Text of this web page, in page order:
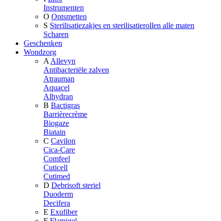
Instrumenten
O Ontsmetten
S Sterilisatiezakjes en sterilisatierollen alle maten
Scharen
Geschenken
Wondzorg
A Allevyn
Antibacteriële zalven
Atrauman
Aquacel
Alhydran
B Bactigras
Barrièrecrème
Biogaze
Biatain
C Cavilon
Cica-Care
Comfeel
Cuticell
Cutimed
D Debrisoft steriel
Duoderm
Decifera
E Exufiber